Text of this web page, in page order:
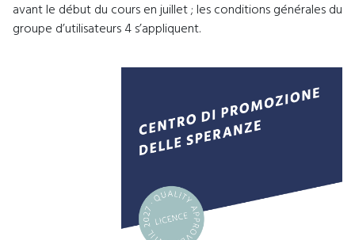
avant le début du cours en juillet ; les conditions générales du
groupe d’utilisateurs 4 s’appliquent.